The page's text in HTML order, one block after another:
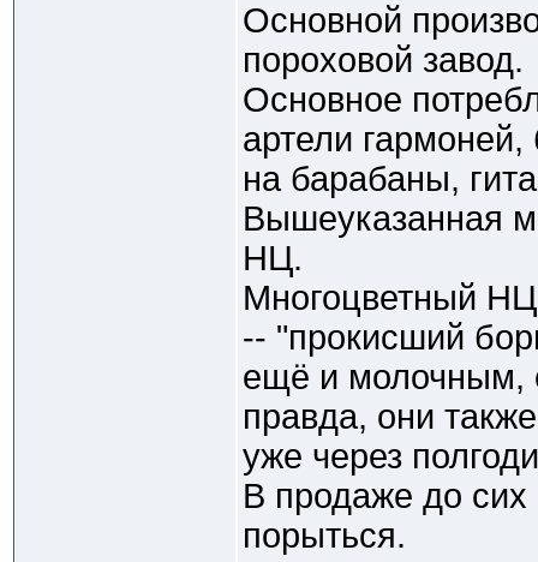
Основной
пороховой завод.
Основное
артели
на барабаны,
Вышеуказанная
НЦ.
Многоцветный
-- "прокисший
ещё и молочным,
правда, они
уже через
В продаже до сих
порыться.